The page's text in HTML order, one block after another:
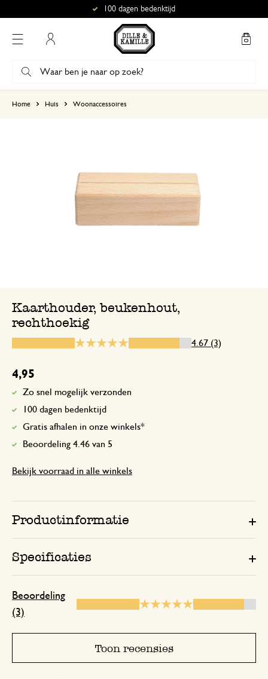
100 dagen bedenktijd
Home Huis Woonaccessoires
Kaarthouder, beukenhout,
rechthoekig
4.67 (3)
4,95
Zo snel mogelijk verzonden
100 dagen bedenktijd
Gratis afhalen in onze winkels*
Beoordeling 4.46 van 5
Bekijk voorraad in alle winkels
Productinformatie
Specificaties
Beoordeling
(3)
Toon recensies
Was wat ik er van verwacht
14 augustus 2023
plezier met je aankopen! 🌿
14 juli 2024
Enkel een score, geen toelichting